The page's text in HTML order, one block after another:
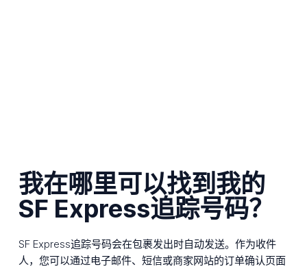
我在哪里可以找到我的
SF Express追踪号码？
SF Express追踪号码会在包裹发出时自动发送。作为收件
人，您可以通过电子邮件、短信或商家网站的订单确认页面